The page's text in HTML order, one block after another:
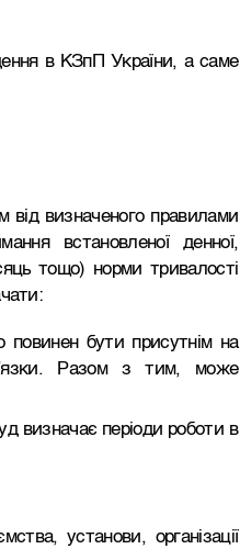
в КЗпП України, а саме
визначеного правилами
встановленої денної,
тощо) норми тривалості
повинен бути присутнім на
Разом з тим, може
визначає періоди роботи в
установи, організації